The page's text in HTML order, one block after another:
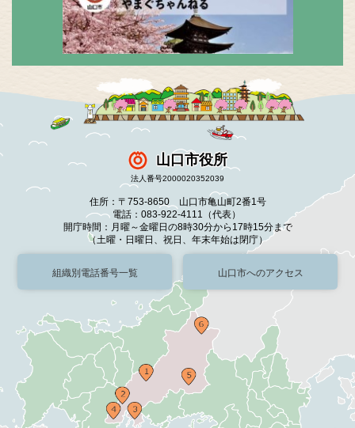
山口市役所
法人番号2000020352039
住所：〒753-8650 山口市亀山町2番1号
電話：083-922-4111（代表）
開庁時間：月曜～金曜日の8時30分から17時15分まで
（土曜・日曜日、祝日、年末年始は閉庁）
組織別電話番号一覧 山口市へのアクセス